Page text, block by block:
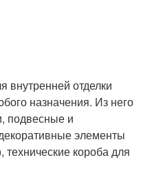
внутренней отделки
назначения. Из него
подвесные и
элементы
короба для